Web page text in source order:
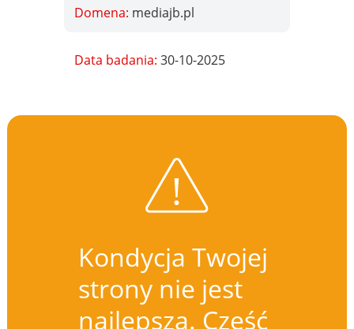
Domena: mediajb.pl
Data badania:30-10-2025
Kondycja Twojej
strony nie jest
najlepsza. Część